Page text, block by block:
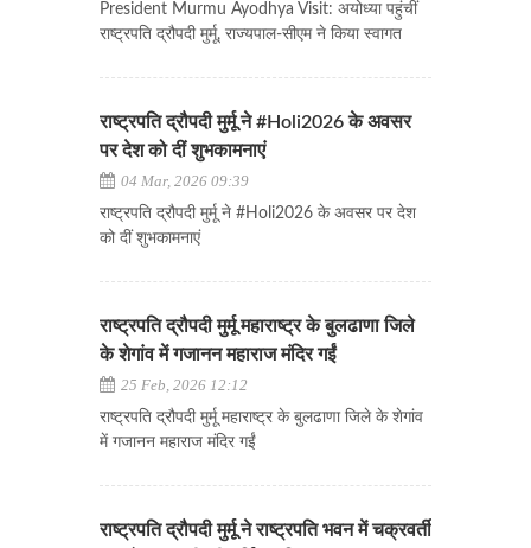
President Murmu Ayodhya Visit: अयोध्या पहुंचीं
राष्ट्रपति द्रौपदी मुर्मू, राज्यपाल-सीएम ने किया स्वागत
राष्ट्रपति द्रौपदी मुर्मू ने #Holi2026 के अवसर
पर देश को दीं शुभकामनाएं
04 Mar, 2026 09:39
राष्ट्रपति द्रौपदी मुर्मू ने #Holi2026 के अवसर पर देश
को दीं शुभकामनाएं
राष्ट्रपति द्रौपदी मुर्मू महाराष्ट्र के बुलढाणा जिले
के शेगांव में गजानन महाराज मंदिर गईं
25 Feb, 2026 12:12
राष्ट्रपति द्रौपदी मुर्मू महाराष्ट्र के बुलढाणा जिले के शेगांव
में गजानन महाराज मंदिर गईं
राष्ट्रपति द्रौपदी मुर्मू ने राष्ट्रपति भवन में चक्रवर्ती